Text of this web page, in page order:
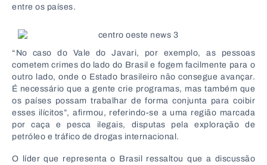
entre os países.
“No caso do Vale do Javari, por exemplo, as pessoas
cometem crimes do lado do Brasil e fogem facilmente para o
outro lado, onde o Estado brasileiro não consegue avançar.
É necessário que a gente crie programas, mas também que
os países possam trabalhar de forma conjunta para coibir
esses ilícitos”, afirmou, referindo-se a uma região marcada
por caça e pesca ilegais, disputas pela exploração de
petróleo e tráfico de drogas internacional.
O líder que representa o Brasil ressaltou que a discussão